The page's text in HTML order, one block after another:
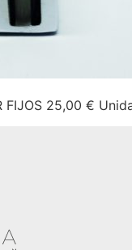
FIJOS 25,00 €